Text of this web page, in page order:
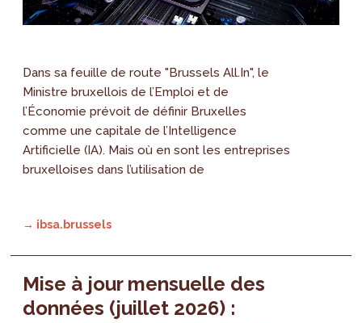
Dans sa feuille de route "Brussels All.In", le
Ministre bruxellois de l’Emploi et de
l’Économie prévoit de définir Bruxelles
comme une capitale de l’Intelligence
Artificielle (IA). Mais où en sont les entreprises
bruxelloises dans l’utilisation de
→ ibsa.brussels
Mise à jour mensuelle des
données (juillet 2026) :